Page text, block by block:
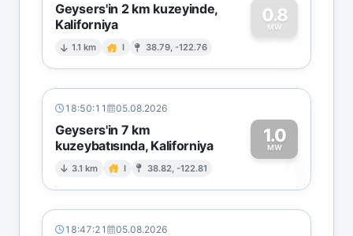
Geysers'in 2 km kuzeyinde,
Kaliforniya
1.1 km I 38.79, -122.76
0.8
MW
0
18:50:11 05.08.2026
Geysers'in 7 km
kuzeybatısında, Kaliforniya
3.1 km I 38.82, -122.81
1.0
MW1
18:47:21 05.08.2026